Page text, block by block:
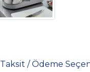
Taksit / Ödeme